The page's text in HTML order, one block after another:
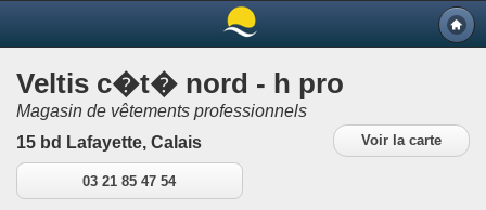
Veltis c�t� nord - h pro
Magasin de vêtements professionnels
Voir la carte
15 bd Lafayette, Calais
03 21 85 47 54